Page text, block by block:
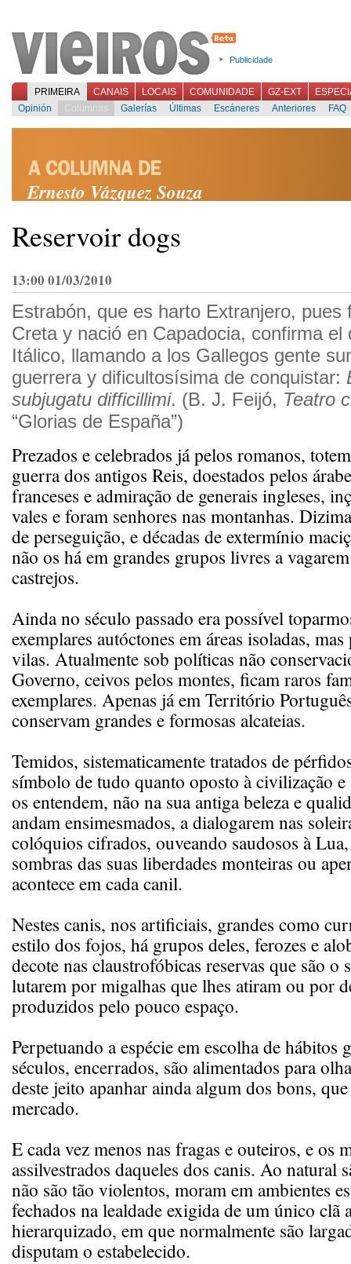
Publicidade
PRIMEIRA CANAIS LOCAIS COMUNIDADE GZ-EXT
Opinión
Columnas Galerías Últimas Escáneres Anteriores FAQ
Ernesto Vázquez Souza
Reservoir dogs
13:00 01/03/2010
Estrabón, que es harto Extranjero, pues
Creta y nació en Capadocia, confirma el
Itálico, llamando a los Gallegos gente
guerrera y dificultosísima de conquistar:
subjugatu difficillimi. (B. J. Feijó, Teatro
“Glorias de España”)
Prezados e celebrados já pelos romanos,
guerra dos antigos Reis, doestados pelos
franceses e admiração de generais ingleses,
vales e foram senhores nas montanhas.
de perseguição, e décadas de extermínio
não os há em grandes grupos livres a
castrejos.
Ainda no século passado era possível
exemplares autóctones em áreas isoladas,
vilas. Atualmente sob políticas não
Governo, ceivos pelos montes, ficam raros
exemplares. Apenas já em Território
conservam grandes e formosas alcateias.
Temidos, sistematicamente tratados de
símbolo de tudo quanto oposto à civilização
os entendem, não na sua antiga beleza e
andam ensimesmados, a dialogarem nas
colóquios cifrados, ouveando saudosos à
sombras das suas liberdades monteiras ou
acontece em cada canil.
Nestes canis, nos artificiais, grandes como
estilo dos fojos, há grupos deles, ferozes e
decote nas claustrofóbicas reservas que são o
lutarem por migalhas que lhes atiram ou por
produzidos pelo pouco espaço.
Perpetuando a espécie em escolha de hábitos
séculos, encerrados, são alimentados para
deste jeito apanhar ainda algum dos bons,
mercado.
E cada vez menos nas fragas e outeiros, e os
assilvestrados daqueles dos canis. Ao natural
não são tão violentos, moram em ambientes
fechados na lealdade exigida de um único clã
hierarquizado, em que normalmente são
disputam o estabelecido.